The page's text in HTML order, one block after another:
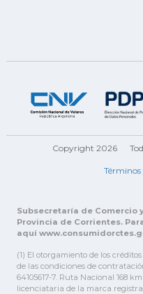
Copyright 2026
Términos
Subsecretaría de Comercio
Provincia de Corrientes.
aquí
(1) El otorgamiento de los
de las condiciones de
64105617-7. Ruta Nacional 168
licenciataria de la marca